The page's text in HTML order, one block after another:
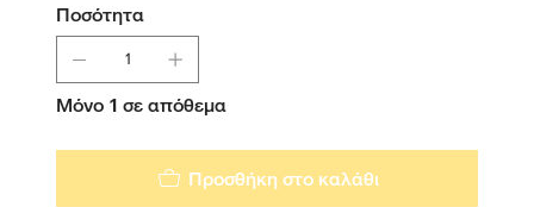
Ποσότητα
Μόνο 1 σε απόθεμα
Προσθήκη στο καλάθι